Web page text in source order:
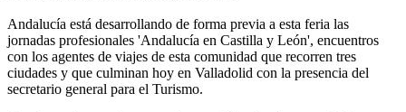
Andalucía está desarrollando de forma previa a esta feria las
jornadas profesionales 'Andalucía en Castilla y León', encuentros
con los agentes de viajes de esta comunidad que recorren tres
ciudades y que culminan hoy en Valladolid con la presencia del
secretario general para el Turismo.